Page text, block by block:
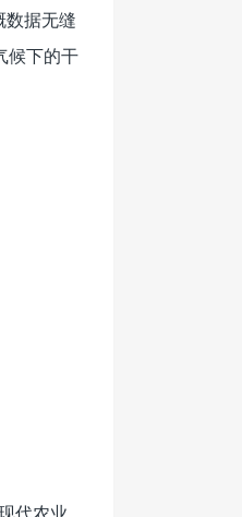
数据无缝
候下的干